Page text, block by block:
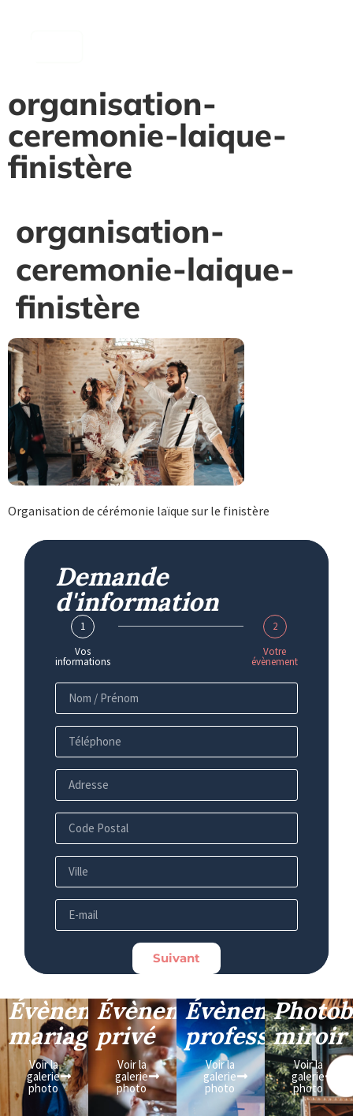
organisation-
ceremonie-laique-
finistère
organisation-
ceremonie-laique-
finistère
Organisation de cérémonie laïque sur le finistère
Demande
d'information
1
Vos
informations
2
Votre
évènement
Suivant
Évènement
mariage
Voir la
galerie
photo
Évènement
privé
Voir la
galerie
photo
Évènement
professionnel
Voir la
galerie
photo
miroir
Voir la
galerie
photo